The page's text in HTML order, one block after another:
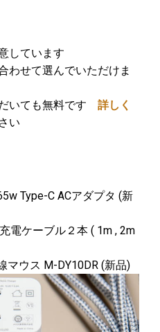
しています
わせて選んでいただけま
いても無料です 詳しく
い
Type-C ACアダプタ (新
電ケーブル２本 ( 1m , 2m
マウス M-DY10DR (新品)